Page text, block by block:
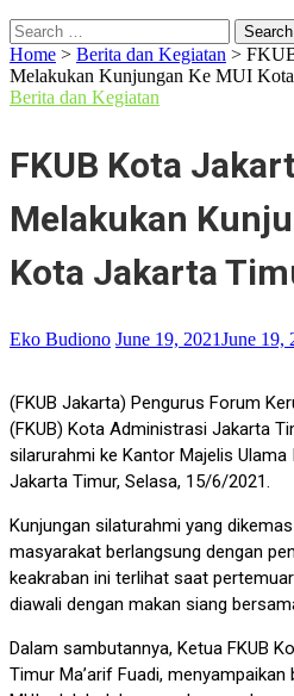
Search
for:
Home > Berita dan Kegiatan >
Melakukan Kunjungan Ke MUI
Berita dan Kegiatan
FKUB Kota
Melakukan
Kota Jakarta
Eko Budiono June 19, 2021June 19,
(FKUB Jakarta) Pengurus Forum
(FKUB) Kota Administrasi Jakarta
silarurahmi ke Kantor Majelis
Jakarta Timur, Selasa, 15/6/2021.
Kunjungan silaturahmi yang
masyarakat berlangsung dengan
keakraban ini terlihat saat
diawali dengan makan siang
Dalam sambutannya, Ketua FKUB
Timur Ma’arif Fuadi,